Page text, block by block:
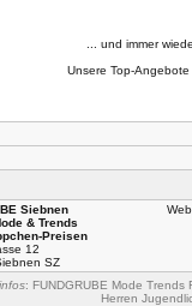
... und immer
Unsere Top-
Siebnen
& Trends
Preisen
12
SZ
: FUNDGRUBE Mode Trends
Herren